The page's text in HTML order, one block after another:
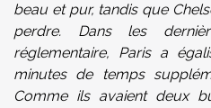
beau et pur, tandis que
perdre. Dans les
réglementaire, Paris a
minutes de temps
Comme ils avaient deux